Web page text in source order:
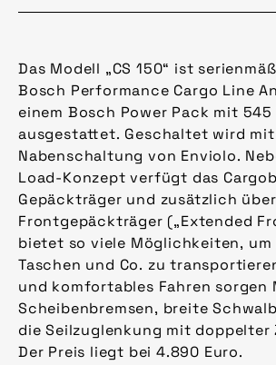
Das Modell „CS 150“ ist
Bosch Performance Cargo Line
einem Bosch Power Pack mit
ausgestattet. Geschaltet wird
Nabenschaltung von Enviolo.
Load-Konzept verfügt das
Gepäckträger und zusätzlich
Frontgepäckträger („Extended
bietet so viele Möglichkeiten, um
Taschen und Co. zu
und komfortables Fahren sorgen
Scheibenbremsen, breite
die Seilzuglenkung mit doppelter
Der Preis liegt bei 4.890 Euro.